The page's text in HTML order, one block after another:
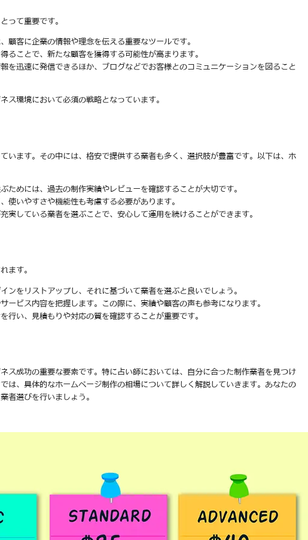
って重要です。
顧客に企業の情報や理念を伝える重要なツールです。
ることで、新たな顧客を獲得する可能性が高まります。
を迅速に発信できるほか、ブログなどでお客様とのコミュニケーションを図ること
ス環境において必須の戦略となっています。
います。その中には、格安で提供する業者も多く、選択肢が豊富です。以下は、ホ
ためには、過去の制作実績やレビューを確認することが大切です。
使いやすさや機能性も考慮する必要があります。
実している業者を選ぶことで、安心して運用を続けることができます。
ます。
ンをリストアップし、それに基づいて業者を選ぶと良いでしょう。
ービス内容を把握します。この際に、実績や顧客の声も参考になります。
行い、見積もりや対応の質を確認することが重要です。
ス成功の重要な要素です。特に占い師においては、自分に合った制作業者を見つけ
は、具体的なホームページ制作の相場について詳しく解説していきます。あなたの
者選びを行いましょう。